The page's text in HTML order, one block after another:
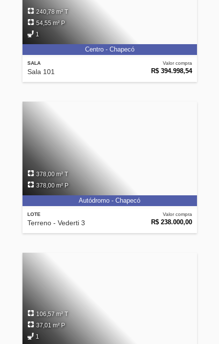
SALA
Sala 101
Valor compra
R$ 394.998,54
240,78 m² T
54,55 m² P
1
Centro - Chapecó
LOTE
Terreno - Vederti 3
Valor compra
R$ 238.000,00
378,00 m² T
378,00 m² P
Autódromo - Chapecó
106,57 m² T
37,01 m² P
1